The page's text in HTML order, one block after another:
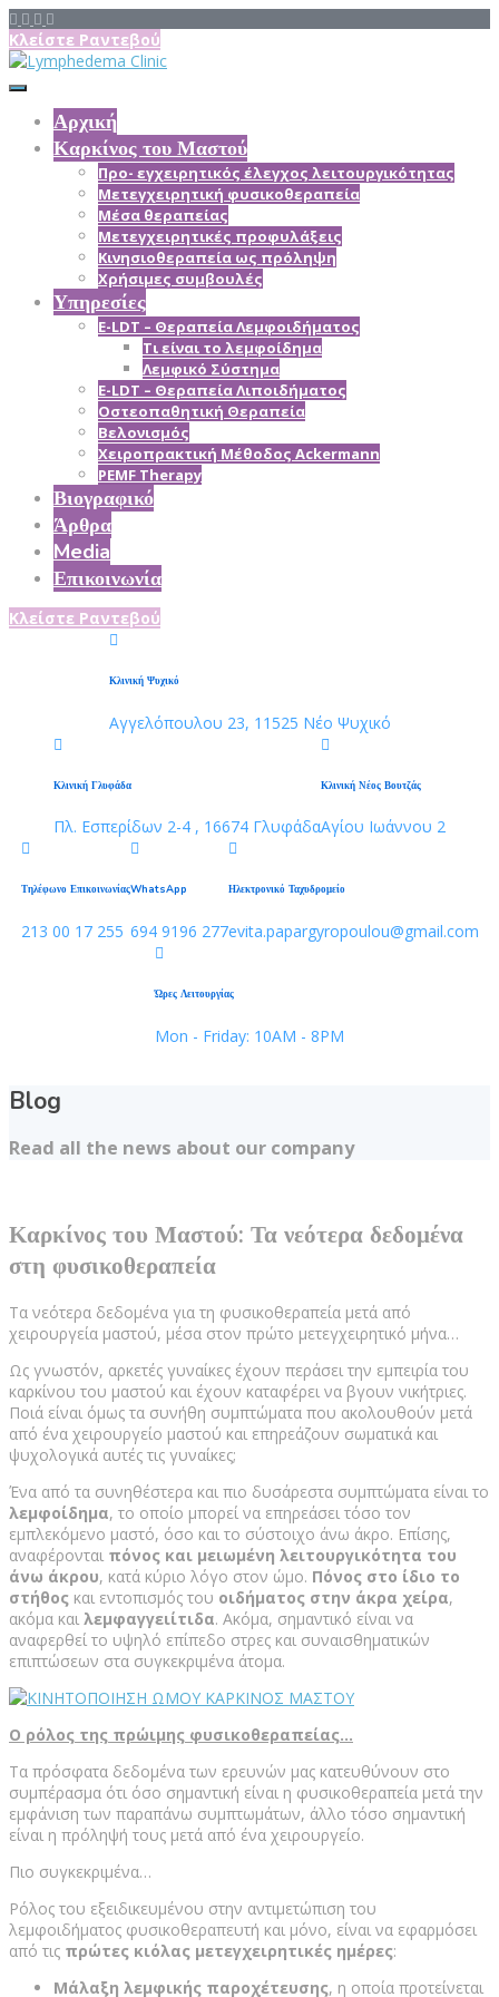
Κλείστε Ραντεβού
Αρχική
Καρκίνος του Μαστού
Προ- εγχειρητικός έλεγχος λειτουργικότητας
Μετεγχειρητική φυσικοθεραπεία
Μέσα θεραπείας
Mετεγχειρητικές προφυλάξεις
Κινησιοθεραπεία ως πρόληψη
Χρήσιμες συμβουλές
Υπηρεσίες
E-LDT – Θεραπεία Λεμφοιδήματος
Τι είναι το λεμφοίδημα
Λεμφικό Σύστημα
E-LDT – Θεραπεία Λιποιδήματος
Οστεοπαθητική Θεραπεία
Βελονισμός
Χειροπρακτική Μέθοδος Ackermann
PEMF Therapy
Βιογραφικό
Άρθρα
Media
Επικοινωνία
Κλείστε Ραντεβού
Κλινική Ψυχικό
Αγγελόπουλου 23, 11525 Νέο Ψυχικό
Κλινική Γλυφάδα
Πλ. Εσπερίδων 2-4 , 16674 Γλυφάδα
Κλινική Νέος Βουτζάς
Αγίου Ιωάννου 2
Τηλέφωνο Επικοινωνίας
213 00 17 255
WhatsApp
694 9196 277
Ηλεκτρονικό Ταχυδρομείο
evita.papargyropoulou@gmail.com
Ώρες Λειτουργίας
Mon - Friday: 10AM - 8PM
Blog
Read all the news about our company
Καρκίνος του Μαστού: Τα νεότερα δεδομένα
στη φυσικοθεραπεία
Τα νεότερα δεδομένα για τη φυσικοθεραπεία μετά από
χειρουργεία μαστού, μέσα στον πρώτο μετεγχειρητικό μήνα…
Ως γνωστόν, αρκετές γυναίκες έχουν περάσει την εμπειρία του
καρκίνου του μαστού και έχουν καταφέρει να βγουν νικήτριες.
Ποιά είναι όμως τα συνήθη συμπτώματα που ακολουθούν μετά
από ένα χειρουργείο μαστού και επηρεάζουν σωματικά και
ψυχολογικά αυτές τις γυναίκες;
Ένα από τα συνηθέστερα και πιο δυσάρεστα συμπτώματα είναι το
λεμφοίδημα, το οποίο μπορεί να επηρεάσει τόσο τον
εμπλεκόμενο μαστό, όσο και το σύστοιχο άνω άκρο. Επίσης,
αναφέρονται πόνος και μειωμένη λειτουργικότητα του
άνω άκρου, κατά κύριο λόγο στον ώμο. Πόνος στο ίδιο το
στήθος και εντοπισμός του οιδήματος στην άκρα χείρα,
ακόμα και λεμφαγγειίτιδα. Ακόμα, σημαντικό είναι να
αναφερθεί το υψηλό επίπεδο στρες και συναισθηματικών
επιπτώσεων στα συγκεκριμένα άτομα.
Ο ρόλος της πρώιμης φυσικοθεραπείας…
Τα πρόσφατα δεδομένα των ερευνών μας κατευθύνουν στο
συμπέρασμα ότι όσο σημαντική είναι η φυσικοθεραπεία μετά την
εμφάνιση των παραπάνω συμπτωμάτων, άλλο τόσο σημαντική
είναι η πρόληψή τους μετά από ένα χειρουργείο.
Πιο συγκεκριμένα…
Ρόλος του εξειδικευμένου στην αντιμετώπιση του
λεμφοιδήματος φυσικοθεραπευτή και μόνο, είναι να εφαρμόσει
από τις πρώτες κιόλας μετεγχειρητικές ημέρες:
Μάλαξη λεμφικής παροχέτευσης, η οποία προτείνεται